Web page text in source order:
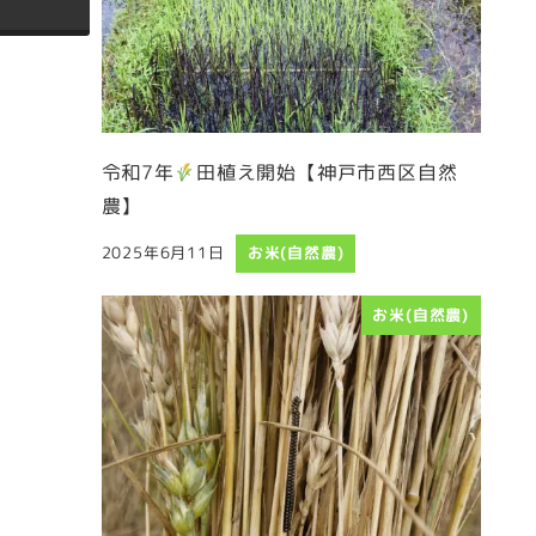
令和7年
田植え開始【神戸市西区自然
農】
投稿日
2025年6月11日 お米(自然農)
お米(自然農)